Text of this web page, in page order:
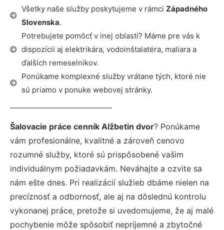
Všetky naše služby poskytujeme v rámci Západného
Slovenska.
Potrebujete pomôcť v inej oblasti? Máme pre vás k
dispozícii aj elektrikára, vodoinštalatéra, maliara a
ďalších remeselníkov.
Ponúkame komplexné služby vrátane tých, ktoré nie
sú priamo v ponuke webovej stránky.
Šalovacie práce cenník Alžbetin dvor? Ponúkame
vám profesionálne, kvalitné a zároveň cenovo
rozumné služby, ktoré sú prispôsobené vašim
individuálnym požiadavkám. Neváhajte a ozvite sa
nám ešte dnes. Pri realizácií služieb dbáme nielen na
precíznosť a odbornosť, ale aj na dôslednú kontrolu
vykonanej práce, pretože si uvedomujeme, že aj malé
pochybenie môže spôsobiť nepríjemné a zbytočné